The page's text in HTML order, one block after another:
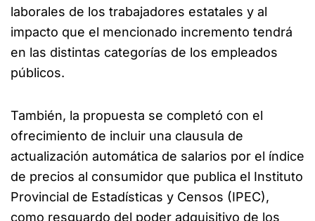
laborales de los trabajadores estatales y al
impacto que el mencionado incremento tendrá
en las distintas categorías de los empleados
públicos.
También, la propuesta se completó con el
ofrecimiento de incluir una clausula de
actualización automática de salarios por el índice
de precios al consumidor que publica el Instituto
Provincial de Estadísticas y Censos (IPEC),
como resguardo del poder adquisitivo de los